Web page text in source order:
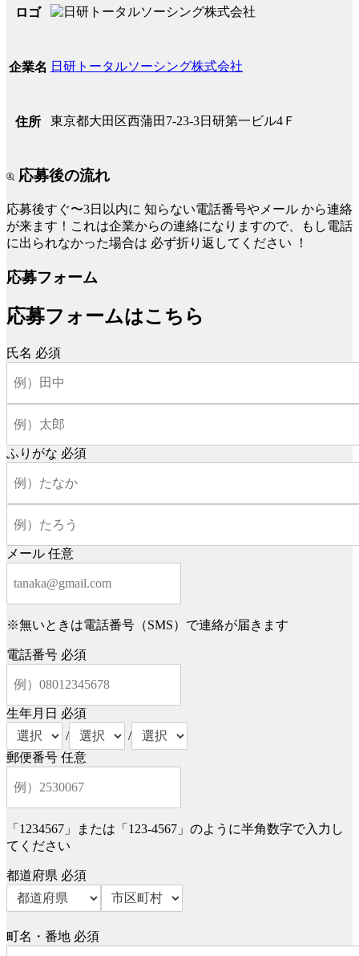
ロゴ
企業名 日研トータルソーシング株式会社
住所 東京都大田区西蒲田7-23-3日研第一ビル4Ｆ
応募後の流れ
応募後すぐ〜3日以内に 知らない電話番号やメール から連絡
が来ます！これは企業からの連絡になりますので、もし電話
に出られなかった場合は 必ず折り返してください ！
応募フォーム
応募フォームはこちら
氏名 必須
ふりがな 必須
メール 任意
※無いときは電話番号（SMS）で連絡が届きます
電話番号 必須
生年月日 必須
/
/
郵便番号 任意
「1234567」または「123-4567」のように半角数字で入力し
てください
都道府県 必須
町名・番地 必須